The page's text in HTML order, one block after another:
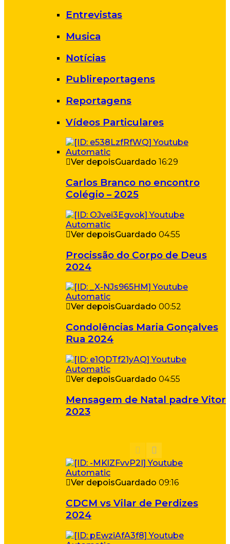
Entrevistas
Musica
Notícias
Publireportagens
Reportagens
Vídeos Particulares
Ver depoisGuardado 16:29
Carlos Branco no encontro
Colégio – 2025
Ver depoisGuardado 04:55
Procissão do Corpo de Deus
2024
Ver depoisGuardado 00:52
Condolências Maria Gonçalves
Rua 2024
Ver depoisGuardado 04:55
Mensagem de Natal padre Vitor
2023
Ver depoisGuardado 09:16
CDCM vs Vilar de Perdizes
2024